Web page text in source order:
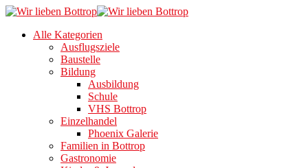
Alle Kategorien
Ausflugsziele
Baustelle
Bildung
Ausbildung
Schule
VHS Bottrop
Einzelhandel
Phoenix Galerie
Familien in Bottrop
Gastronomie